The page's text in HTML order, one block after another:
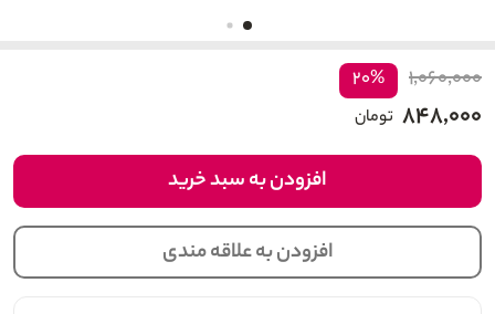
۱,۰۶۰,۰۰۰ ۲۰%
۸۴۸,۰۰۰ تومان
افزودن به سبد خرید
افزودن به علاقه مندی